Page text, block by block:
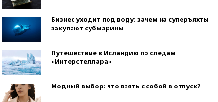
Бизнес уходит под воду: зачем на суперъяхты
закупают субмарины
Путешествие в Исландию по следам
«Интерстеллара»
Модный выбор: что взять с собой в отпуск?